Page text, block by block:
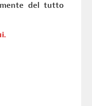
del tutto